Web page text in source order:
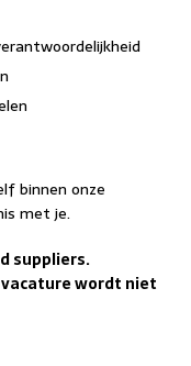
binnen onze
met je.
suppliers.
wordt niet